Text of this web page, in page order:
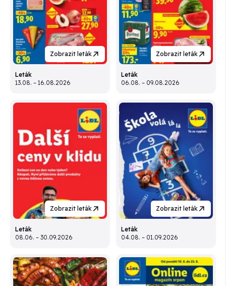
Zobrazit leták
Leták
13.08. – 16.08.2026
Zobrazit leták
Leták
06.08. – 09.08.2026
Zobrazit leták
Leták
08.06. – 30.09.2026
Zobrazit leták
Leták
04.08. – 01.09.2026